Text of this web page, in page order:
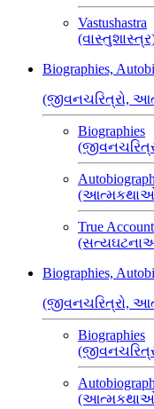
Vastushastra
Biographies,
(જીવનચરિત્રો,
Biographies
True
Biographies,
(જીવનચરિત્રો,
Biographies